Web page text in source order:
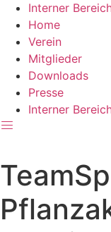
Interner
Home
Verein
Mitglieder
Downloads
Presse
Interner